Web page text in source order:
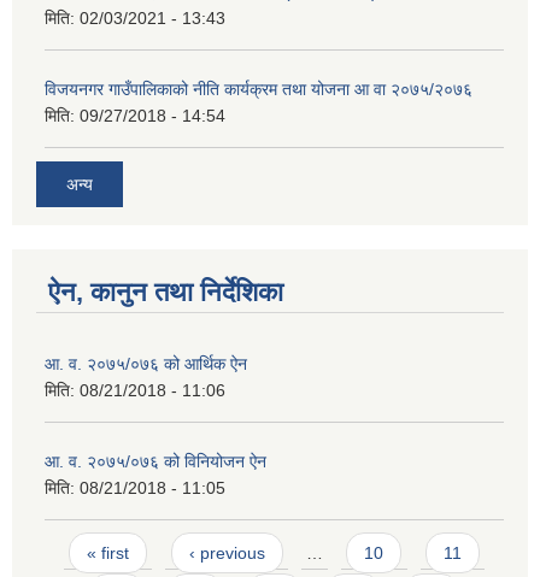
मिति: 02/03/2021 - 13:43
विजयनगर गाउँपालिकाको नीति कार्यक्रम तथा योजना आ वा २०७५/२०७६
मिति: 09/27/2018 - 14:54
अन्य
ऐन, कानुन तथा निर्देशिका
आ. व. २०७५/०७६ को आर्थिक ऐन
मिति: 08/21/2018 - 11:06
आ. व. २०७५/०७६ को विनियोजन ऐन
मिति: 08/21/2018 - 11:05
Pages
« first ‹ previous … 10 11